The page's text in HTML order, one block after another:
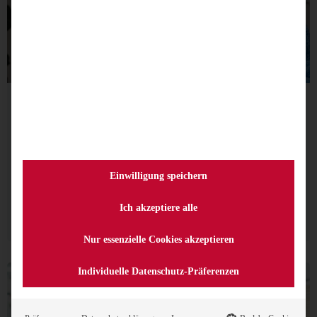
beliebigen ihrer SAFE-IDs an und wählen dennoch nur
Einwilligung speichern
Ich akzeptiere alle
Nur essenzielle Cookies akzeptieren
Individuelle Datenschutz-Präferenzen